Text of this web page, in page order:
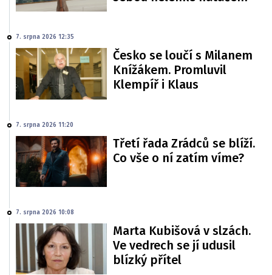
7. srpna 2026 12:35
Česko se loučí s Milanem
Knížákem. Promluvil
Klempíř i Klaus
7. srpna 2026 11:20
Třetí řada Zrádců se blíží.
Co vše o ní zatím víme?
7. srpna 2026 10:08
Marta Kubišová v slzách.
Ve vedrech se jí udusil
blízký přítel